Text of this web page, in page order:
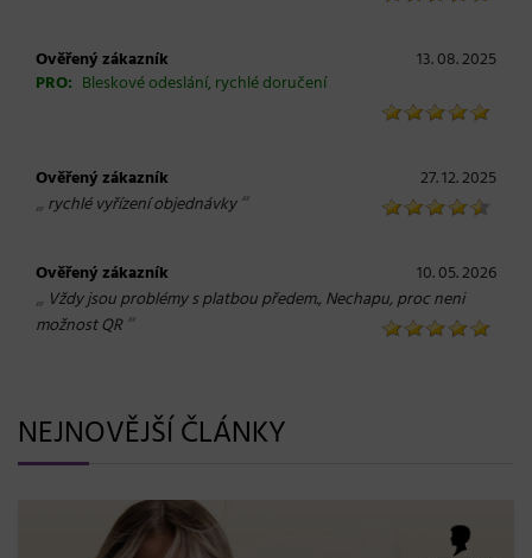
Ověřený zákazník
13. 08. 2025
PRO: Bleskové odeslání, rychlé doručení
Ověřený zákazník 27. 12. 2025
„ rychlé vyřízení objednávky“
Ověřený zákazník 10. 05. 2026
„ Vždy jsou problémy s platbou předem., Nechapu, proc neni
možnost QR“
NEJNOVĚJŠÍ ČLÁNKY